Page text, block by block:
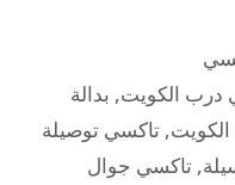
درب الكويت, بدالة
, تاكسي توصيلة
, تاكسي جوال